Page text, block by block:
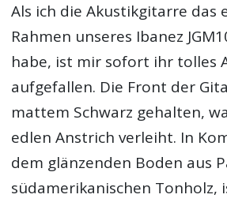
Als ich die Akustikgitarre das
Rahmen unseres Ibanez
habe, ist mir sofort ihr tolles
aufgefallen. Die Front der
mattem Schwarz gehalten,
edlen Anstrich verleiht. In
dem glänzenden Boden aus
südamerikanischen Tonholz,